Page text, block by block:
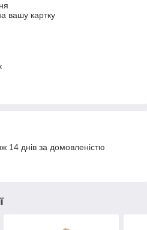
вашу картку
14 днів за домовленістю